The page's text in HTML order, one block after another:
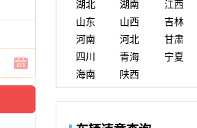
湖北
湖南 江西
山东
山西 吉林
河南
河北 甘肃
四川
青海 宁夏
海南
陕西